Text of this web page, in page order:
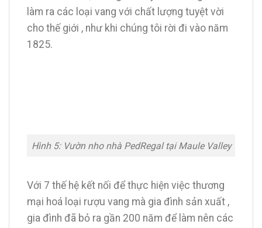
làm ra các loại vang với chất lượng tuyệt vời
cho thế giới , như khi chúng tôi rời đi vào năm
1825.
Hình 5: Vườn nho nhà PedRegal tại Maule Valley
Với 7 thế hệ kết nối để thực hiện việc thương
mại hoá loại rượu vang mà gia đình sản xuất ,
gia đình đã bỏ ra gần 200 năm để làm nên các